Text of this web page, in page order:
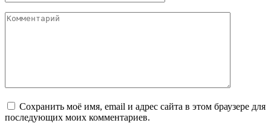
Комментарий
Сохранить моё имя, email и адрес сайта в этом браузере для
последующих моих комментариев.